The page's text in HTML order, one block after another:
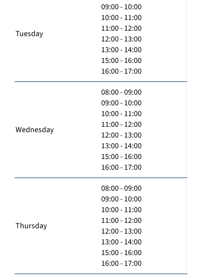
Tuesday
09:00 - 10:00
10:00 - 11:00
11:00 - 12:00
12:00 - 13:00
13:00 - 14:00
15:00 - 16:00
16:00 - 17:00
Wednesday
08:00 - 09:00
09:00 - 10:00
10:00 - 11:00
11:00 - 12:00
12:00 - 13:00
13:00 - 14:00
15:00 - 16:00
16:00 - 17:00
Thursday
08:00 - 09:00
09:00 - 10:00
10:00 - 11:00
11:00 - 12:00
12:00 - 13:00
13:00 - 14:00
15:00 - 16:00
16:00 - 17:00